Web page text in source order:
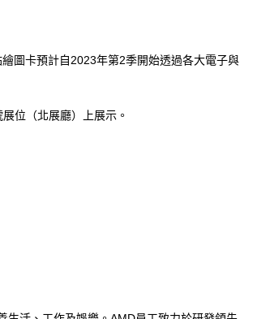
圖卡預計自2023年第2季開始透過各大電子與
位（北展廳）上展示。